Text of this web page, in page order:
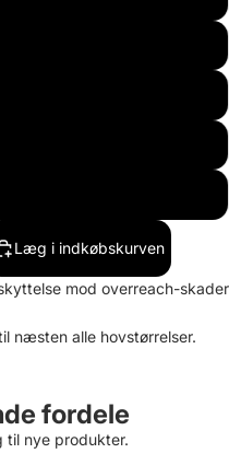
Læg i indkøbskurven
mod overreach-skader
næsten alle hovstørrelser.
fordele
til nye produkter.